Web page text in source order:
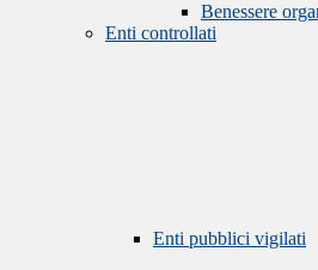
Benessere
Enti controllati
Enti pubblici vigilati